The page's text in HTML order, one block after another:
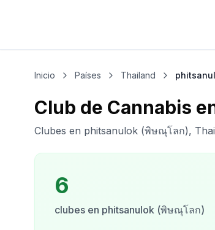
Inicio Países Thailand
Club de Cannabis
Clubes en phitsanulok (พิษณุโลก),
6
clubes en phitsanulok (พิษณุโลก)